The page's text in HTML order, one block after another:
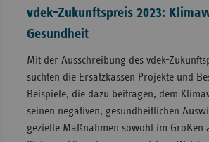
vdek-Zukunftspreis 2023:
Gesundheit
Mit der Ausschreibung des vdek-
suchten die Ersatzkassen Projekte und
Beispiele, die dazu beitragen, dem
seinen negativen, gesundheitlichen
gezielte Maßnahmen sowohl im Großen